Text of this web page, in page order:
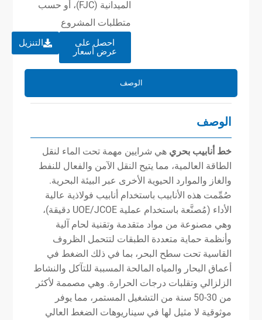
الميدانية (FJC)، أو حسب
متطلبات المشروع
احصل على
عرض أسعار
التنزيل
الوصف
الوصف
خط أنابيب بحري هي شرايين مهمة تحت الماء لنقل
الطاقة العالمية، مما يتيح النقل الآمن والفعال للنفط
والغاز والموارد الحيوية الأخرى عبر البيئة البحرية.
صُمِّمت هذه الأنابيب باستخدام أنابيب فولاذية عالية
الأداء (مُصنَّعة باستخدام عملية UOE/JCOE دقيقة)،
وهي مصنوعة من مواد متقدمة وتقنية لحام آلية
وأنظمة حماية متعددة الطبقات لتتحمل الظروف
القاسية تحت سطح البحر، بما في ذلك الضغط في
أعماق البحار والمياه المالحة المسببة للتآكل والنشاط
الزلزالي وتقلبات درجات الحرارة. وهي مصممة لأكثر
من 30-50 سنة من التشغيل المستمر، مما يوفر
موثوقية لا مثيل لها في سيناريوهات الضغط العالي